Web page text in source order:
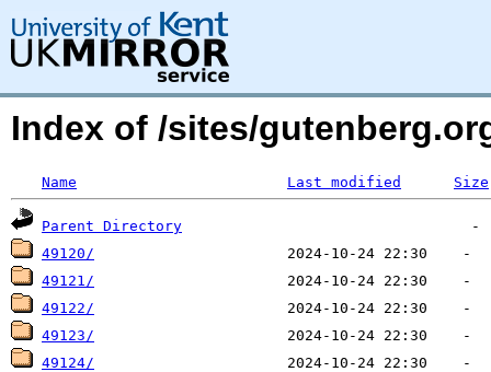
Index of /sites/
Name Last modified Size
Parent Directory
49120/
49121/
49122/
49123/
49124/